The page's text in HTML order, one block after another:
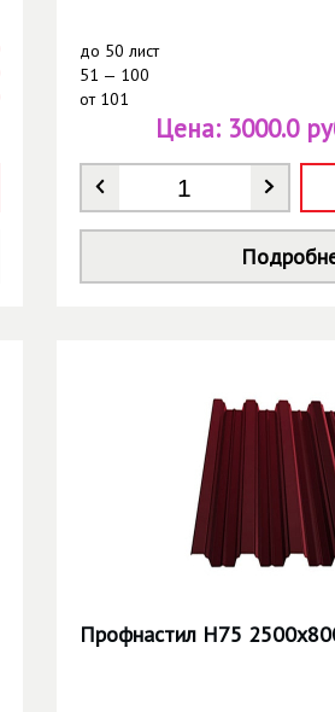
до 50 лист
51 — 100
от101
Количество *
Цена: 3000.0
Профнастил Н75